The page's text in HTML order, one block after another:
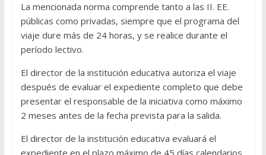
La mencionada norma comprende tanto a las II. EE.
públicas como privadas, siempre que el programa del
viaje dure más de 24 horas, y se realice durante el
período lectivo.
El director de la institución educativa autoriza el viaje
después de evaluar el expediente completo que debe
presentar el responsable de la iniciativa como máximo
2 meses antes de la fecha prevista para la salida.
El director de la institución educativa evaluará el